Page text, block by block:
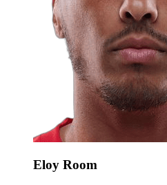
Eloy Room